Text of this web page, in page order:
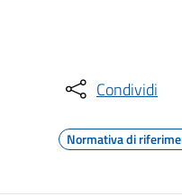
Condividi
Normativa di